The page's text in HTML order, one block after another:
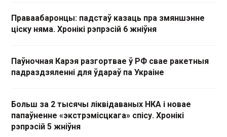
Праваабаронцы: падстаў казаць пра змяншэнне
ціску няма. Хронікі рэпрэсій 6 жніўня
Паўночная Карэя разгортвае ў РФ свае ракетныя
падраздзяленні для ўдараў па Украіне
Больш за 2 тысячы ліквідаваных НКА і новае
папаўненне «экстрэмісцкага» спісу. Хронікі
рэпрэсій 5 жніўня